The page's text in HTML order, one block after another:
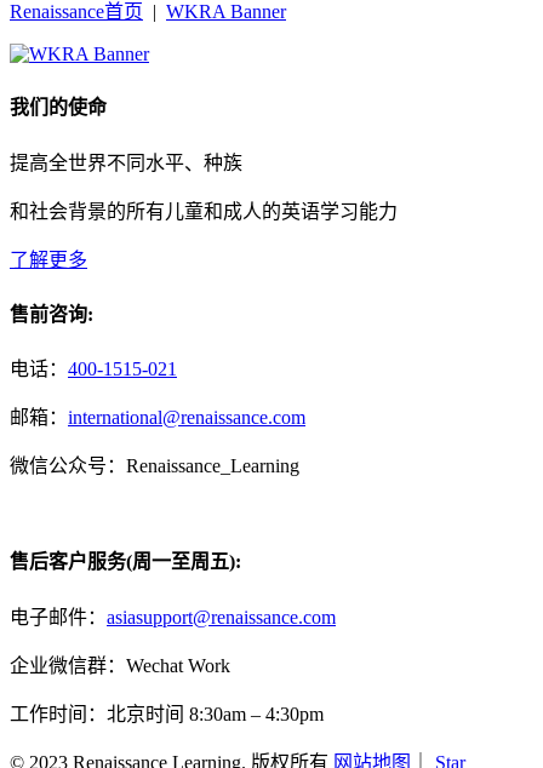
Renaissance首页 | WKRA Banner
我们的使命
提高全世界不同水平、种族
和社会背景的所有儿童和成人的英语学习能力
了解更多
售前咨询:
电话： 400-1515-021
邮箱： international@renaissance.com
微信公众号：Renaissance_Learning
售后客户服务(周一至周五):
电子邮件： asiasupport@renaissance.com
企业微信群：Wechat Work
工作时间：北京时间 8:30am – 4:30pm
© 2023 Renaissance Learning. 版权所有 网站地图 Star